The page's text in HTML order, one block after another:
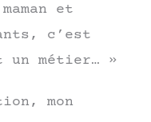
et
c’est
un métier… »
mon